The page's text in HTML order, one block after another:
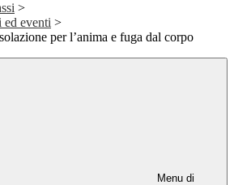
>
ed eventi >
per l’anima e fuga dal corpo
Menu di